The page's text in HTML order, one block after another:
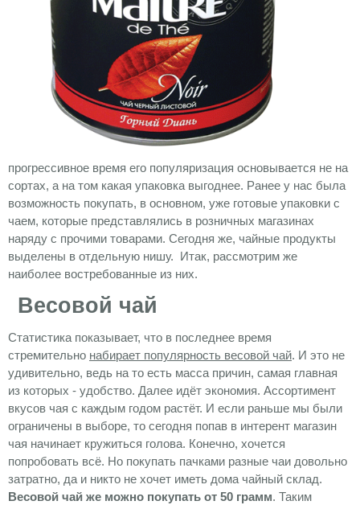
прогрессивное время его популяризация основывается не на
сортах, а на том какая упаковка выгоднее. Ранее у нас была
возможность покупать, в основном, уже готовые упаковки с
чаем, которые представлялись в розничных магазинах
наряду с прочими товарами. Сегодня же, чайные продукты
выделены в отдельную нишу. Итак, рассмотрим же
наиболее востребованные из них.
Весовой чай
Статистика показывает, что в последнее время
стремительно набирает популярность весовой чай. И это не
удивительно, ведь на то есть масса причин, самая главная
из которых - удобство. Далее идёт экономия. Ассортимент
вкусов чая с каждым годом растёт. И если раньше мы были
ограничены в выборе, то сегодня попав в интерент магазин
чая начинает кружиться голова. Конечно, хочется
попробовать всё. Но покупать пачками разные чаи довольно
затратно, да и никто не хочет иметь дома чайный склад.
Весовой чай же можно покупать от 50 грамм. Таким